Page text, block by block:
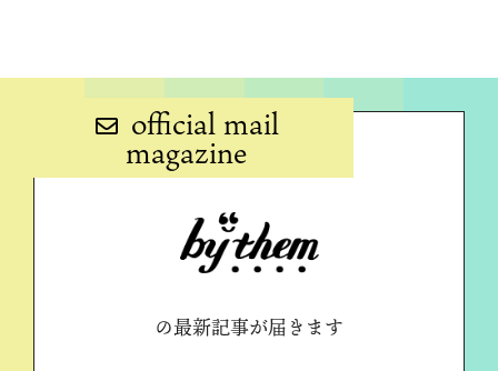
official mail
magazine
の最新記事が届きます